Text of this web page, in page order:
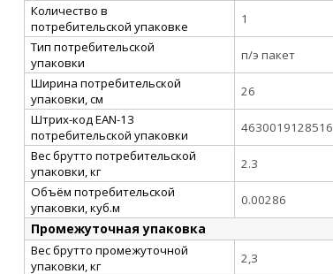
Количество в
потребительской упаковке
1
Тип потребительской
упаковки
п/э пакет
Ширина потребительской
упаковки, см
26
Штрих-код EAN-13
потребительской упаковки
4630019128516
Вес брутто потребительской
упаковки, кг
2.3
Объём потребительской
упаковки, куб.м
0.00286
Промежуточная упаковка
Вес брутто промежуточной
упаковки, кг
2,3